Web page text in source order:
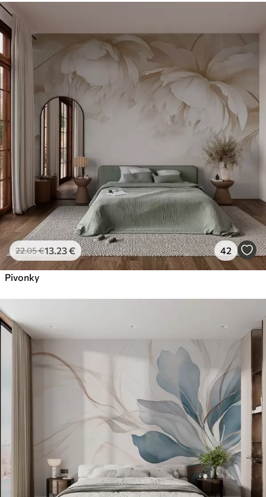
22.05€13.23€ 42
Pivonky